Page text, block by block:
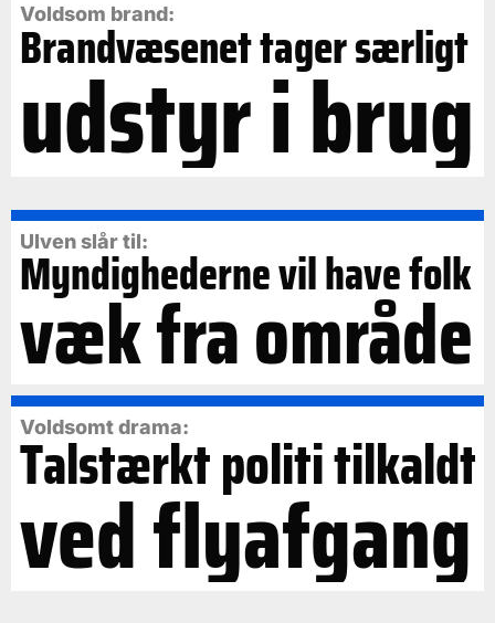
Voldsom brand:
Brandvæsenet tager særligt
udstyr i brug
Ulven slår til:
Myndighederne vil have folk
væk fra område
Voldsomt drama:
Talstærkt politi tilkaldt
ved flyafgang